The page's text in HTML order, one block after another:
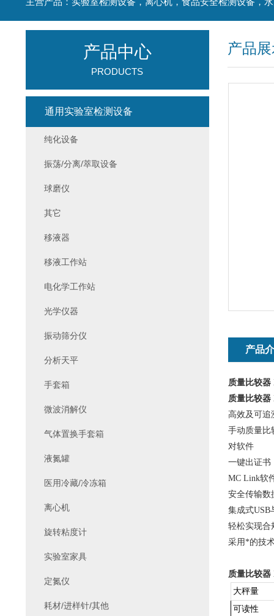
产品
产品
质量比较器
质量比较器
高效及可追
手动质量比
对软件
一键出证书
MC Link软
安全传输数
集成式USB
轻松实现合
采用*的技
质量比较器
大秤量
可读性
产品中心
PRODUCTS
通用实验室检测设备
纯化设备
振荡/分离/萃取设备
球磨仪
其它
移液器
移液工作站
电化学工作站
光学仪器
振动筛分仪
分析天平
手套箱
微波消解仪
气体置换手套箱
液氮罐
医用冷藏/冷冻箱
离心机
旋转粘度计
实验室家具
定氮仪
耗材/进样针/其他